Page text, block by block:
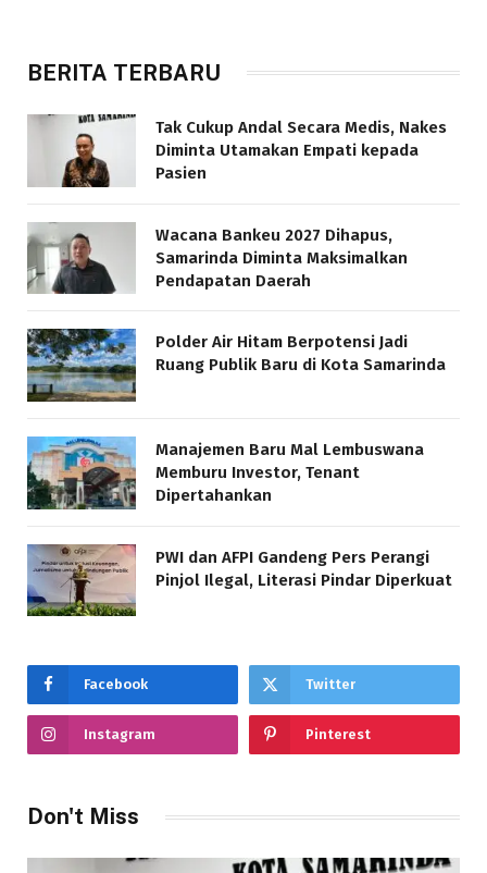
BERITA TERBARU
Tak Cukup Andal Secara Medis, Nakes
Diminta Utamakan Empati kepada
Pasien
Wacana Bankeu 2027 Dihapus,
Samarinda Diminta Maksimalkan
Pendapatan Daerah
Polder Air Hitam Berpotensi Jadi
Ruang Publik Baru di Kota Samarinda
Manajemen Baru Mal Lembuswana
Memburu Investor, Tenant
Dipertahankan
PWI dan AFPI Gandeng Pers Perangi
Pinjol Ilegal, Literasi Pindar Diperkuat
Facebook Twitter
Instagram Pinterest
Don't Miss